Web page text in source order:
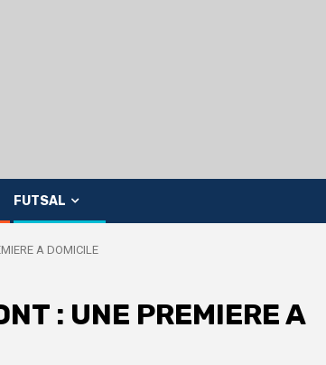
FUTSAL
A DOMICILE
: UNE PREMIERE A